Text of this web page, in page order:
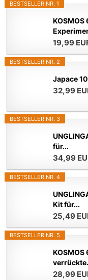
BESTSELLER NR. 1
19,99
BESTSELLER NR. 2
Japace
32,99
BESTSELLER NR. 3
für...
34,99
BESTSELLER NR. 4
Kit für...
25,49
BESTSELLER NR. 5
28,99